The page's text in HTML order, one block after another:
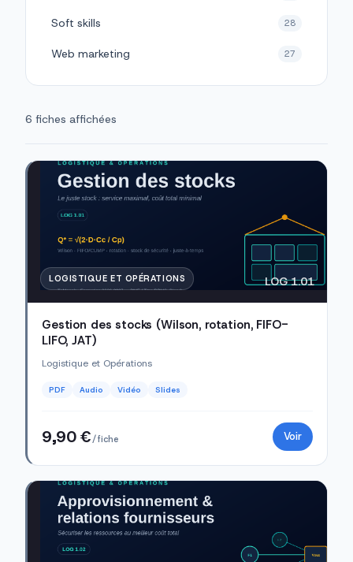
Soft skills 28
Web marketing 27
6 fiches affichées
LOGISTIQUE ET OPÉRATIONS LOG 1.01
Gestion des stocks (Wilson, rotation, FIFO-
LIFO, JAT)
Logistique et Opérations
PDF Audio Vidéo Slides
9,90 €/ fiche Voir